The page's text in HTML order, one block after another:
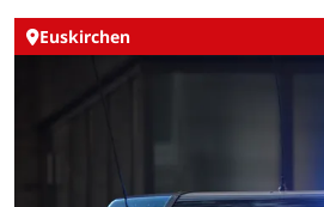
Euskirchen